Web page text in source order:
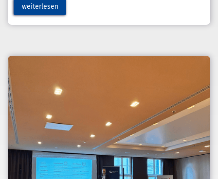
weiterlesen